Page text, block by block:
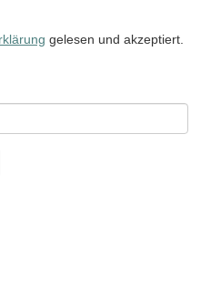
gelesen und akzeptiert.